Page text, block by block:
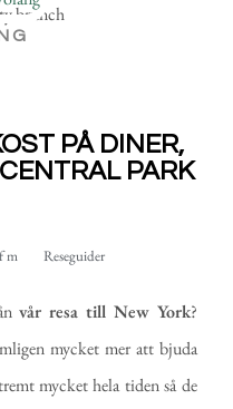
PÅ DINER,
PARK
m Reseguider
vår resa till New York?
mycket mer att bjuda
mycket hela tiden så de